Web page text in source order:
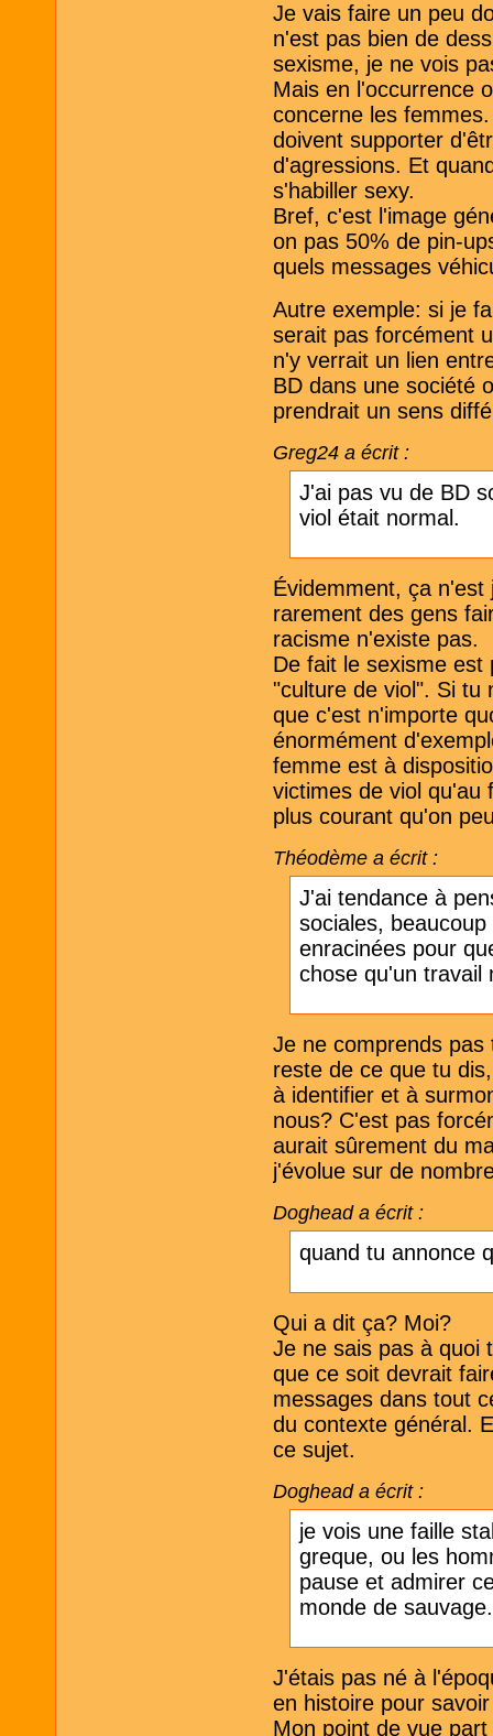
Je vais faire un peu
n'est pas bien de
sexisme, je ne vois
Mais en l'occurrence
concerne les
doivent supporter
d'agressions. Et
s'habiller sexy.
Bref, c'est l'image
on pas 50% de pin-
quels messages
Autre exemple: si je
serait pas forcément
n'y verrait un lien
BD dans une société
prendrait un sens
Greg24 a écrit :
J'ai pas vu de BD
viol était normal.
Évidemment, ça
rarement des gens
racisme n'existe pas.
De fait le sexisme
"culture de viol". Si tu
que c'est n'importe
énormément
femme est à
victimes de viol qu'au
plus courant qu'on
Théodème a écrit :
J'ai tendance à
sociales,
enracinées pour
chose qu'un travail
Je ne comprends
reste de ce que tu
à identifier et à
nous? C'est pas
aurait sûrement du
j'évolue sur de
Doghead a écrit :
quand tu annonce
Qui a dit ça? Moi?
Je ne sais pas à quoi
que ce soit devrait
messages dans tout
du contexte général.
ce sujet.
Doghead a écrit :
je vois une faille
greque, ou les
pause et admirer
monde de sauvage.
J'étais pas né à
en histoire pour
Mon point de vue